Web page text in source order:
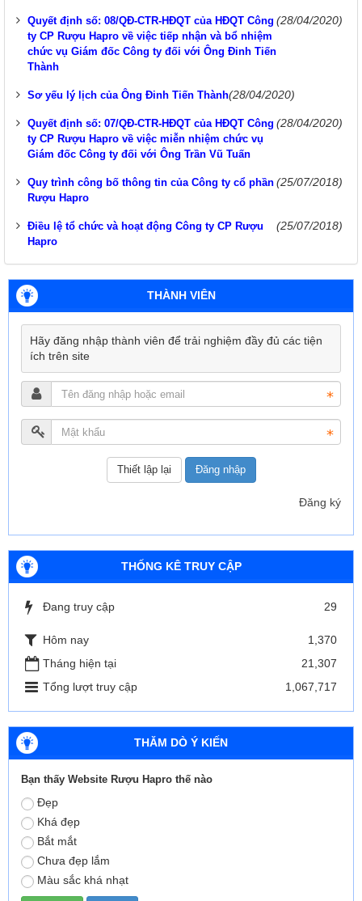
Quyết định số: 08/QĐ-CTR-HĐQT của HĐQT Công
ty CP Rượu Hapro về việc tiếp nhận và bổ nhiệm
chức vụ Giám đốc Công ty đối với Ông Đinh Tiến
Thành
(28/04/2020)
Sơ yếu lý lịch của Ông Đinh Tiến Thành(28/04/2020)
Quyết định số: 07/QĐ-CTR-HĐQT của HĐQT Công
ty CP Rượu Hapro về việc miễn nhiệm chức vụ
Giám đốc Công ty đối với Ông Trần Vũ Tuấn
(28/04/2020)
Quy trình công bố thông tin của Công ty cổ phần
Rượu Hapro
(25/07/2018)
Điều lệ tổ chức và hoạt động Công ty CP Rượu
Hapro
(25/07/2018)
THÀNH VIÊN
Hãy đăng nhập thành viên để trải nghiệm đầy đủ các tiện
ích trên site
Đăng nhập
Đăng ký
THỐNG KÊ TRUY CẬP
Đang truy cập 29
Hôm nay
1,370
Tháng hiện tại
21,307
Tổng lượt truy cập
1,067,717
THĂM DÒ Ý KIẾN
Bạn thấy Website Rượu Hapro thế nào
Đẹp
Khá đẹp
Bắt mắt
Chưa đẹp lắm
Màu sắc khá nhạt